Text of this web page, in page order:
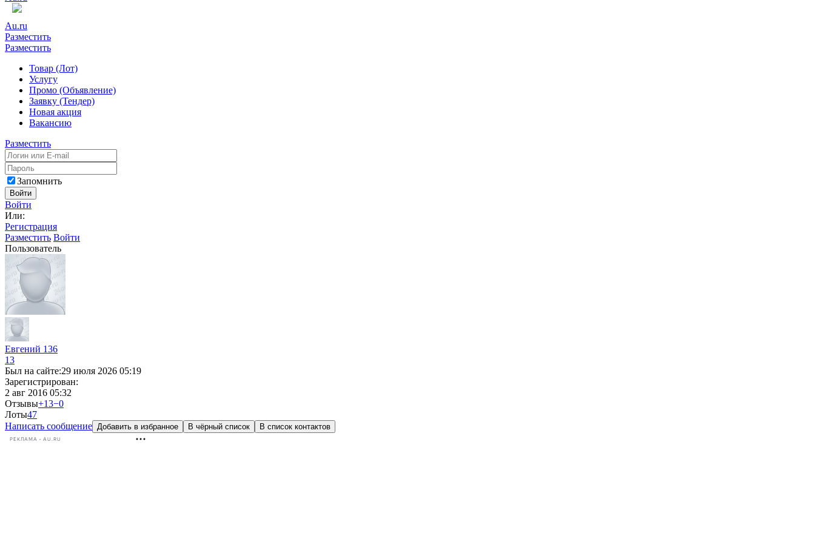
Au.ru
Разместить
Разместить
Товар (Лот)
Услугу
Промо (Объявление)
Заявку (Тендер)
Новая акция
Вакансию
Разместить
Запомнить
Войти
Войти
Или:
Регистрация
Разместить Войти
Пользователь
Евгений 136
13
Был на сайте:29 июля 2026 05:19
Зарегистрирован:
2 авг 2016 05:32
Отзывы+13−0
Лоты47
Написать сообщение Добавить в избранное В чёрный список В список контактов
РЕКЛАМА • AU.RU